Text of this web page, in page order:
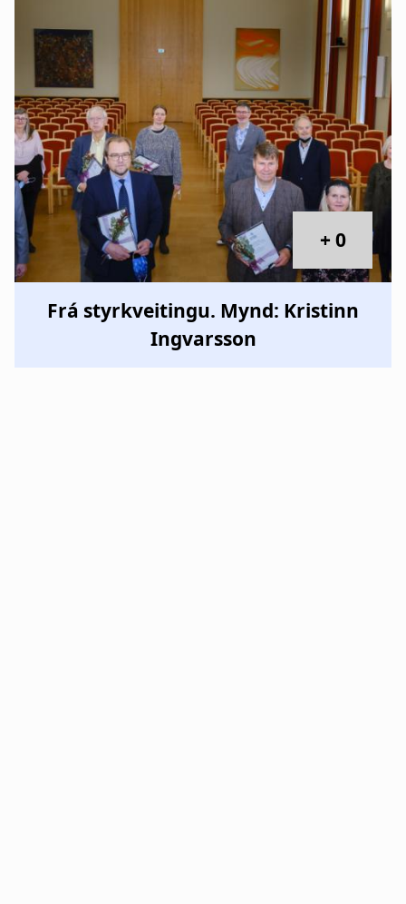
+ 0
Frá styrkveitingu. Mynd: Kristinn
Ingvarsson